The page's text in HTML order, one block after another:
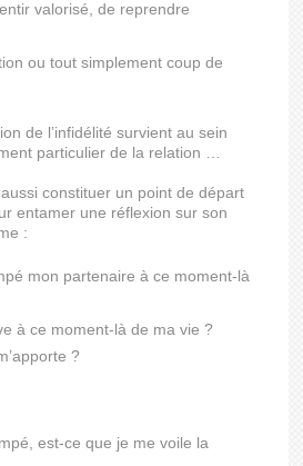
valorisé, de reprendre
ou tout simplement coup de
de l’infidélité survient au sein
particulier de la relation …
constituer un point de départ
entamer une réflexion sur son
:
mon partenaire à ce moment-là
à ce moment-là de ma vie ?
?
est-ce que je me voile la